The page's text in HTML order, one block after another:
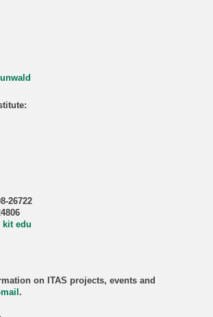
26722
kit edu
on ITAS projects, events and
.